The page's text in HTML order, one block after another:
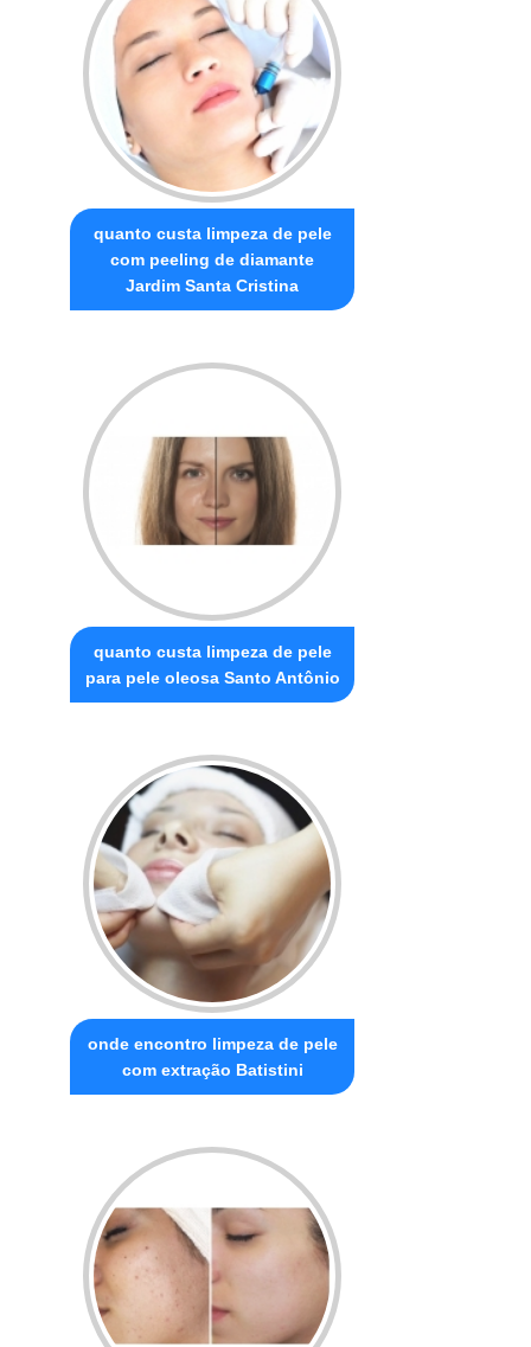
quanto custa limpeza de pele
com peeling de diamante
Jardim Santa Cristina
quanto custa limpeza de pele
para pele oleosa Santo Antônio
onde encontro limpeza de pele
com extração Batistini